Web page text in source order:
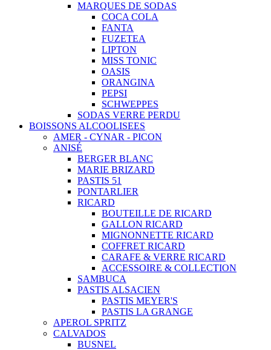
MARQUES DE SODAS
COCA COLA
FANTA
FUZETEA
LIPTON
MISS TONIC
OASIS
ORANGINA
PEPSI
SCHWEPPES
SODAS VERRE PERDU
BOISSONS ALCOOLISEES
AMER - CYNAR - PICON
ANISÉ
BERGER BLANC
MARIE BRIZARD
PASTIS 51
PONTARLIER
RICARD
BOUTEILLE DE RICARD
GALLON RICARD
MIGNONNETTE RICARD
COFFRET RICARD
CARAFE & VERRE RICARD
ACCESSOIRE & COLLECTION
SAMBUCA
PASTIS ALSACIEN
PASTIS MEYER'S
PASTIS LA GRANGE
APEROL SPRITZ
CALVADOS
BUSNEL